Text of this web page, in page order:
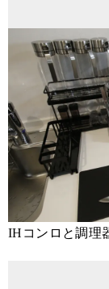
IHコンロと調理